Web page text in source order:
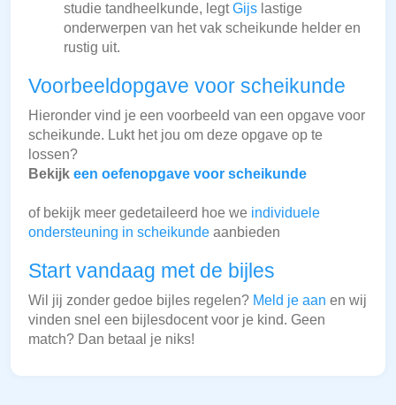
studie tandheelkunde, legtGijs lastige
onderwerpen van het vak scheikunde helder en
rustig uit.
Voorbeeldopgave voor scheikunde
Hieronder vind je een voorbeeld van een opgave voor
scheikunde. Lukt het jou om deze opgave op te
lossen?
Bekijk een oefenopgave voor scheikunde
of bekijk meer gedetaileerd hoe we individuele
ondersteuning in scheikunde aanbieden
Start vandaag met de bijles
Wil jij zonder gedoe bijles regelen? Meld je aan en wij
vinden snel een bijlesdocent voor je kind. Geen
match? Dan betaal je niks!